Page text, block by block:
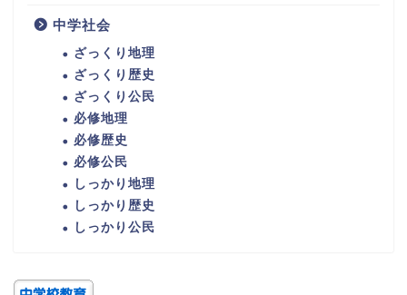
中学社会
ざっくり地理
ざっくり歴史
ざっくり公民
必修地理
必修歴史
必修公民
しっかり地理
しっかり歴史
しっかり公民